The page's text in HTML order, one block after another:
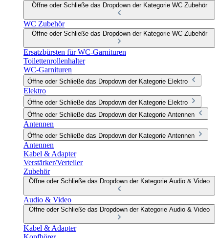
Öffne oder Schließe das Dropdown der Kategorie WC Zubehör
WC Zubehör
Öffne oder Schließe das Dropdown der Kategorie WC Zubehör
Ersatzbürsten für WC-Garnituren
Toilettenrollenhalter
WC-Garnituren
Öffne oder Schließe das Dropdown der Kategorie Elektro
Elektro
Öffne oder Schließe das Dropdown der Kategorie Elektro
Öffne oder Schließe das Dropdown der Kategorie Antennen
Antennen
Öffne oder Schließe das Dropdown der Kategorie Antennen
Antennen
Kabel & Adapter
Verstärker/Verteiler
Zubehör
Öffne oder Schließe das Dropdown der Kategorie Audio & Video
Audio & Video
Öffne oder Schließe das Dropdown der Kategorie Audio & Video
Kabel & Adapter